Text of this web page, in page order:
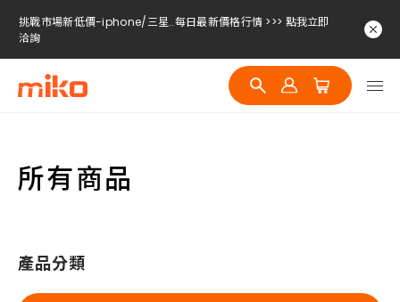
挑戰市場新低價-iphone/三星..每日最新價格行情 >>> 點我立即
洽詢
挑戰市場新低價-iphone/三星..每日最新價格行情 >>> 點我立即
洽詢
挑戰市場新低價-iphone/三星..每日最新價格行情 >>> 點我立即
所有商品
產品分類